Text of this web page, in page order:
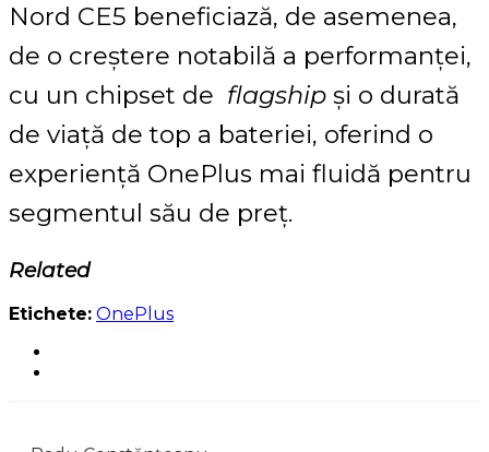
Nord CE5 beneficiază, de asemenea,
de o creștere notabilă a performanței,
cu un chipset de flagship și o durată
de viață de top a bateriei, oferind o
experiență OnePlus mai fluidă pentru
segmentul său de preț.
Related
Etichete: OnePlus